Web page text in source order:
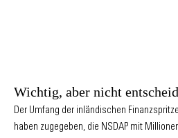
Wichtig, aber nicht
Der Umfang der inländischen
haben zugegeben, die NSDAP mit